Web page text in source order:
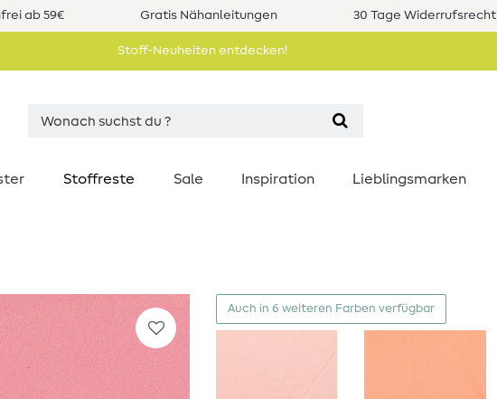
ab 59€ Gratis Nähanleitungen 30 Tage Widerrufsrecht
Stoff-Neuheiten entdecken!
Stoffreste Sale Inspiration Lieblingsmarken
Auch in 6 weiteren Farben verfügbar